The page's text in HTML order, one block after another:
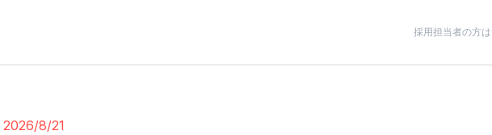
採用担当者の方
2026/8/21